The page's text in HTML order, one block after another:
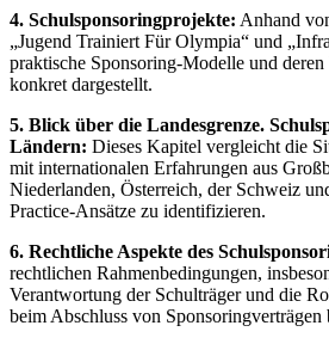
4. Schulsponsoringprojekte: Anhand
„Jugend Trainiert Für Olympia“ und
praktische Sponsoring-Modelle und
konkret dargestellt.
5. Blick über die Landesgrenze.
Ländern: Dieses Kapitel vergleicht die
mit internationalen Erfahrungen aus
Niederlanden, Österreich, der Schweiz
Practice-Ansätze zu identifizieren.
6. Rechtliche Aspekte des
rechtlichen Rahmenbedingungen,
Verantwortung der Schulträger und die
beim Abschluss von Sponsoringverträgen